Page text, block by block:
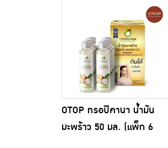
OTOP ทรอปิคานา น้ำมัน
มะพร้าว 50 มล. (แพ็ก 6